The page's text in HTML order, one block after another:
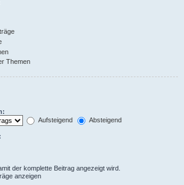
Themen
Aufsteigend
Absteigend
der komplette Beitrag angezeigt wird.
anzeigen